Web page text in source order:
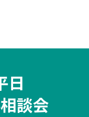
日
談会